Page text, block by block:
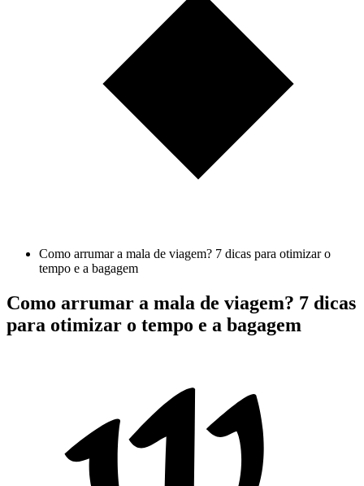
Como arrumar a mala de viagem? 7 dicas para otimizar o
tempo e a bagagem
Como arrumar a mala de viagem? 7 dicas
para otimizar o tempo e a bagagem